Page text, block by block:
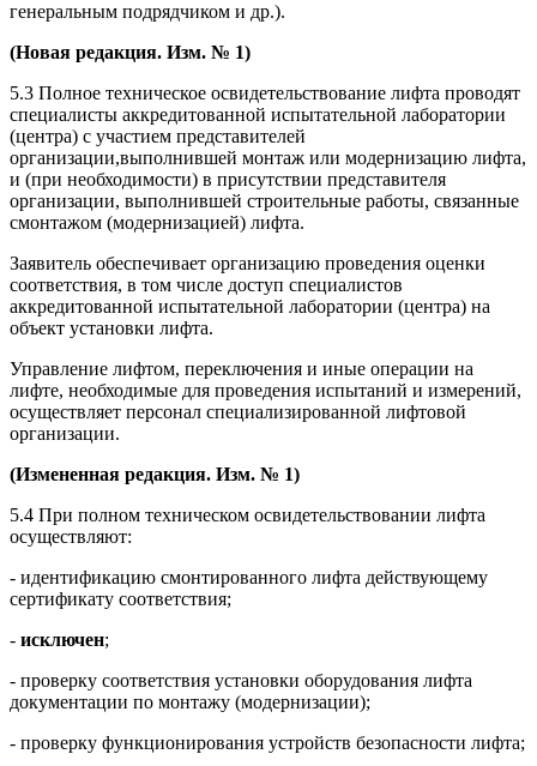
генеральным подрядчиком и др.).
(Новая редакция. Изм. № 1)
5.3 Полное техническое освидетельствование лифта проводят
специалисты аккредитованной испытательной лаборатории
(центра) с участием представителей
организации,выполнившей монтаж или модернизацию лифта,
и (при необходимости) в присутствии представителя
организации, выполнившей строительные работы, связанные
смонтажом (модернизацией) лифта.
Заявитель обеспечивает организацию проведения оценки
соответствия, в том числе доступ специалистов
аккредитованной испытательной лаборатории (центра) на
объект установки лифта.
Управление лифтом, переключения и иные операции на
лифте, необходимые для проведения испытаний и измерений,
осуществляет персонал специализированной лифтовой
организации.
(Измененная редакция. Изм. № 1)
5.4 При полном техническом освидетельствовании лифта
осуществляют:
- идентификацию смонтированного лифта действующему
сертификату соответствия;
- исключен;
- проверку соответствия установки оборудования лифта
документации по монтажу (модернизации);
- проверку функционирования устройств безопасности лифта;